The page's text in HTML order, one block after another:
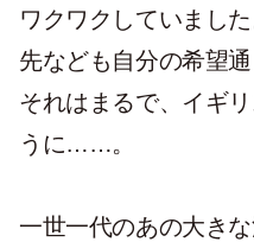
ワクワクしていまし
先なども自分の希望
それはまるで、イギ
うに……。
一世一代のあの大き